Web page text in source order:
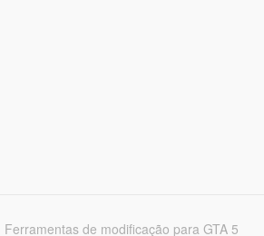
Ferramentas de modificação para GTA 5